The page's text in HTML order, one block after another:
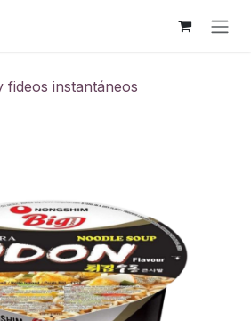
fideos instantáneos